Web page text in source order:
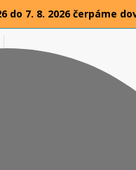
do 7. 8. 2026 čerpáme